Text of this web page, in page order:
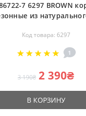
7 6297 BROWN
из
Код товара: 6297
1
3 190₴ 2 390₴
В КОРЗИНУ